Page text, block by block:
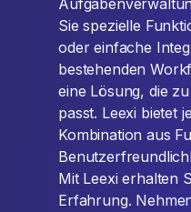
Sie spezielle
oder einfache
bestehenden
eine Lösung, die
passt. Leexi bietet
Kombination aus
Mit Leexi erhalten
Erfahrung.